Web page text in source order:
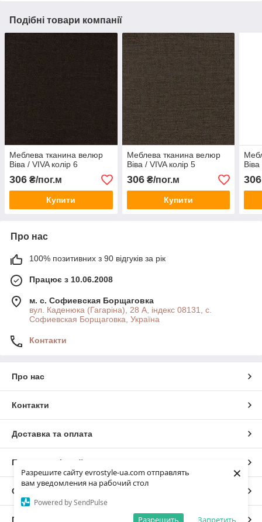
Разрешите сайту evrostyle-ua.com отправлять
вам уведомления на рабочий стол
Powered by SendPulse
Запретить
Разрешить
×
Подібні товари компанії
Меблева тканина велюр
Віва / VIVA колір 6
306 ₴/пог.м
Купити
Меблева тканина велюр
Віва / VIVA колір 5
306₴/пог.м
Купити
306
Про нас
100% позитивних з 90 відгуків за рік
Працює з 10.06.2008
м. с. Софиевская Борщаговка
вул. Каденюка (Гагаріна), 28 А, індекс 08131, с.
Софиевская Борщаговка, Україна
Контакти
Про нас
Контакти
Доставка та оплата
Повна версія сайту
Сайт створено на маркетплейсі
Політика конфіденційності